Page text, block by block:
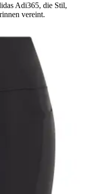
Adi365, die Stil,
vereint.